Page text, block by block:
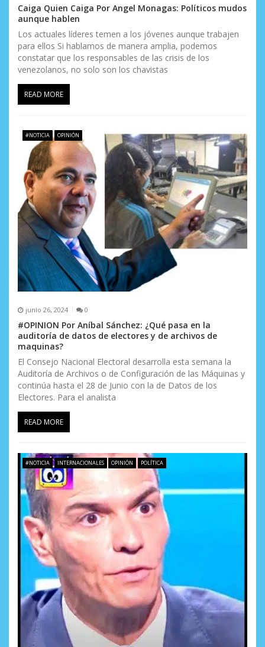
s
Caiga Quien Caiga Por Angel Monagas: Políticos mudos
aunque hablen
Los actuales líderes temen a los jóvenes aunque trabajen
para ellos Si hablamos de manera amplia, podemos
constatar que los responsables de las crisis de los
venezolanos, no solo son los chavistas
READ MORE
#NOTICIA OPINIÓN
junio 26, 2024 0
#OPINION Por Aníbal Sánchez: ¿Qué pasa en la
auditoría de datos de electores y de archivos de
maquinas?
El Consejo Nacional Electoral desarrolla esta semana la
Auditoría de Archivos o de Configuración de las Máquinas y
continúa hasta el 28 de Junio con la de Datos de los
Electores. Para el analista
READ MORE
#NOTICIA INTERNACIONALES OPINIÓN POLÍTICA